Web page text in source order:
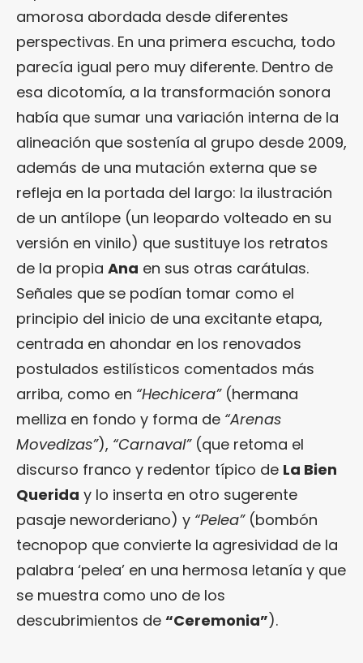
amorosa abordada desde diferentes
perspectivas. En una primera escucha, todo
parecía igual pero muy diferente. Dentro de
esa dicotomía, a la transformación sonora
había que sumar una variación interna de la
alineación que sostenía al grupo desde 2009,
además de una mutación externa que se
refleja en la portada del largo: la ilustración
de un antílope (un leopardo volteado en su
versión en vinilo) que sustituye los retratos
de la propia Ana en sus otras carátulas.
Señales que se podían tomar como el
principio del inicio de una excitante etapa,
centrada en ahondar en los renovados
postulados estilísticos comentados más
arriba, como en “Hechicera” (hermana
melliza en fondo y forma de “Arenas
Movedizas”), “Carnaval” (que retoma el
discurso franco y redentor típico de La Bien
Querida y lo inserta en otro sugerente
pasaje neworderiano) y “Pelea” (bombón
tecnopop que convierte la agresividad de la
palabra ‘pelea’ en una hermosa letanía y que
se muestra como uno de los
descubrimientos de “Ceremonia”).